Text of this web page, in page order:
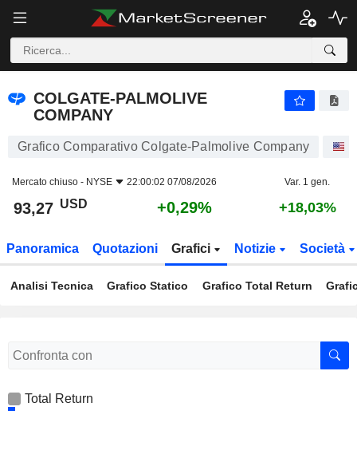
COLGATE-PALMOLIVE
COMPANY
Grafico Comparativo Colgate-Palmolive Company
Mercato chiuso - NYSE 22:00:02 07/08/2026 Var. 1 gen.
93,27 USD +0,29% +18,03%
Panoramica Quotazioni Grafici Notizie Società
Analisi Tecnica Grafico Statico Grafico Total Return
Total Return